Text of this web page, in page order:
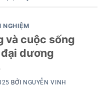
NGHIỆM
và cuộc sống
dương
BỞI NGUYỄN VINH